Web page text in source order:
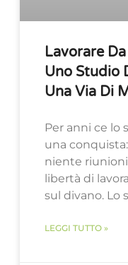
Lavorare Da
Uno Studio
Una Via Di
Per anni ce lo
una
niente
libertà di
sul divano. Lo
LEGGI TUTTO »